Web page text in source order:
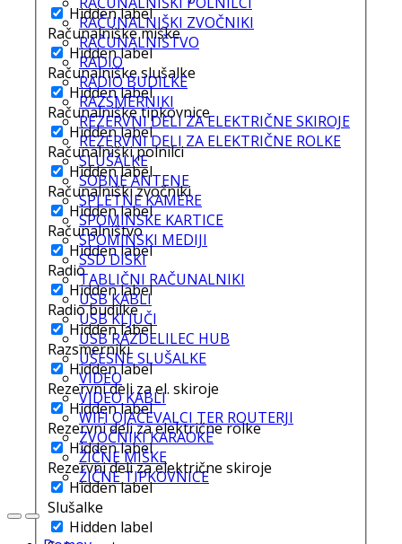
Hidden label
Računalniške miške
Hidden label
Računalniške slušalke
Hidden label
Računalniške tipkovnice
Hidden label
Računalniški polnilci
Hidden label
Računalniški zvočniki
Hidden label
Računalništvo
Hidden label
Radio
Hidden label
Radio budilke
Hidden label
Razsmerniki
Hidden label
Rezervni deli za el. skiroje
Hidden label
Rezervni deli za električne rolke
Hidden label
Rezervni deli za električne skiroje
Hidden label
Slušalke
Hidden label
RAČUNALNIŠKI ZVOČNIKI
RAČUNALNIŠTVO
RADIO
RADIO BUDILKE
RAZSMERNIKI
REZERVNI DELI ZA ELEKTRIČNE SKIROJE
REZERVNI DELI ZA ELEKTRIČNE ROLKE
SLUŠALKE
SOBNE ANTENE
SPLETNE KAMERE
SPOMINSKE KARTICE
SPOMINSKI MEDIJI
SSD DISKI
TABLIČNI RAČUNALNIKI
USB KABLI
USB KLJUČI
USB RAZDELILEC HUB
UŠESNE SLUŠALKE
VIDEO
VIDEO KABLI
WIFI OJAČEVALCI TER ROUTERJI
ZVOČNIKI KARAOKE
ŽIČNE MIŠKE
ŽIČNE TIPKOVNICE